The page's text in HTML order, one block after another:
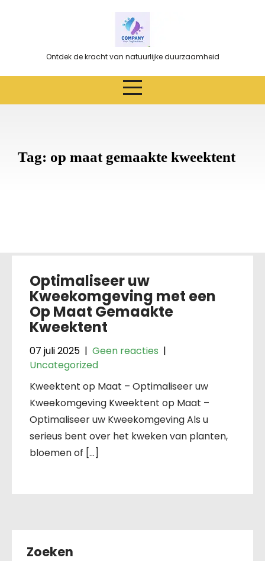
Ontdek de kracht van natuurlijke duurzaamheid
Tag: op maat gemaakte kweektent
Optimaliseer uw
Kweekomgeving met een
Op Maat Gemaakte
Kweektent
07 juli 2025 | Geen reacties |
Uncategorized
Kweektent op Maat – Optimaliseer uw
Kweekomgeving Kweektent op Maat –
Optimaliseer uw Kweekomgeving Als u
serieus bent over het kweken van planten,
bloemen of […]
Zoeken